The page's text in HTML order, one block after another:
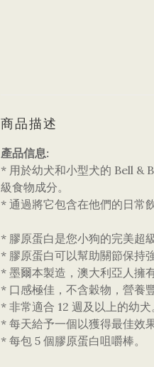
商品描述
產品信息:
* 用於幼犬和小型犬的 Bell &
級食物成分。
* 通過將它包含在他們的日常
* 膠原蛋白是您小狗的完美超
* 膠原蛋白可以幫助關節保持
* 墨爾本製造，澳大利亞人擁有
* 口感極佳，不含穀物，營養豐
* 非常適合 12 週及以上的幼犬
* 每天給予一個以獲得最佳效果
* 每包 5 個膠原蛋白咀嚼棒。